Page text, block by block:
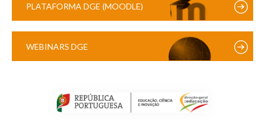
PLATAFORMA DGE (MOODLE)
WEBINARS DGE